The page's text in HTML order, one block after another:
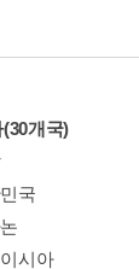
개국)
국
시아